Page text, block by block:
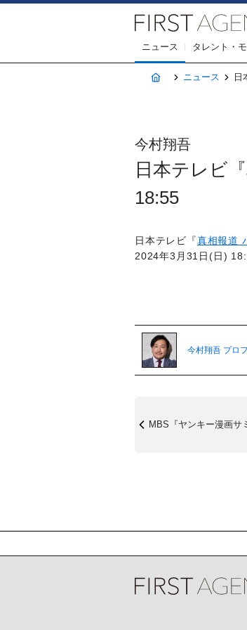
ニュース タレント・
ホームニュース 日
今村翔吾
日本テレビ
18:55
日本テレビ『真相報道
2024年3月31日(日)
今村翔吾 プロ
MBS『ヤンキー漫画サ